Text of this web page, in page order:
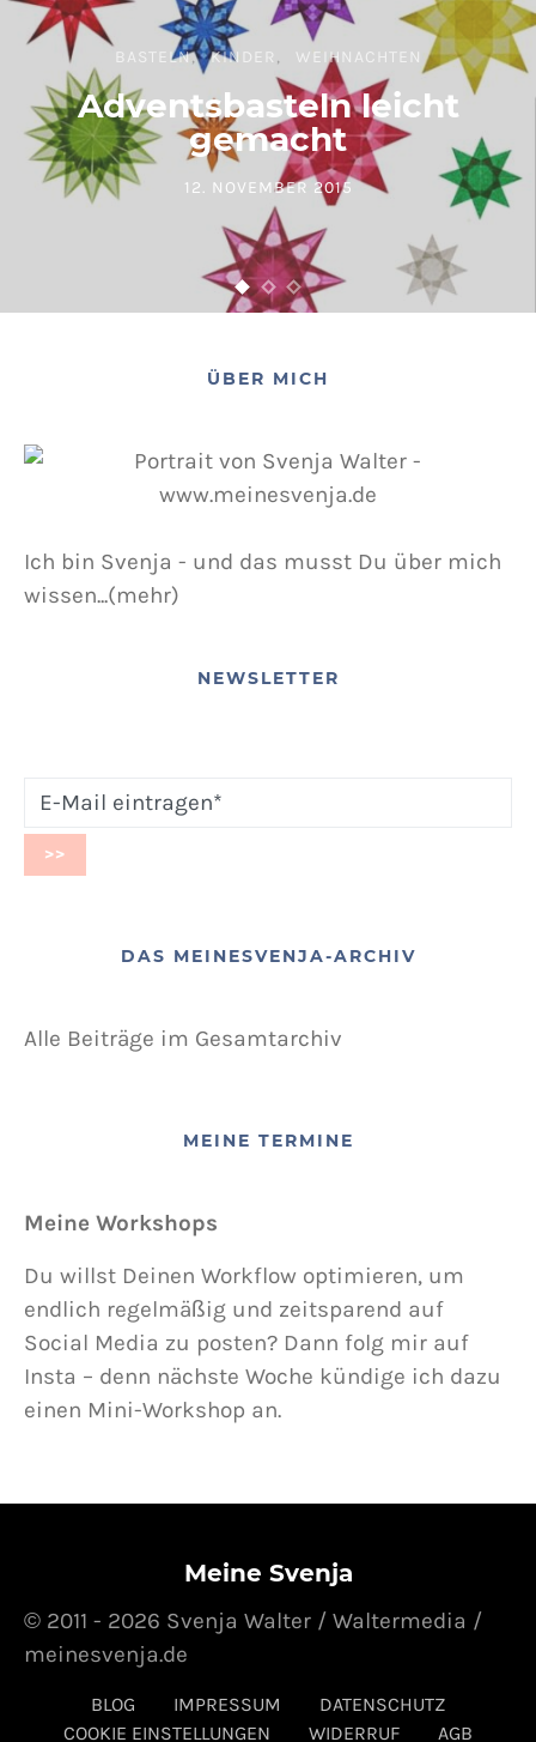
BASTELN KINDER WEIHNACHTEN
Adventsbasteln leicht
gemacht
POSTED ON
12. NOVEMBER 2015
ÜBER MICH
Ich bin Svenja - und das musst Du über mich
wissen...(mehr)
NEWSLETTER
DAS MEINESVENJA-ARCHIV
Alle Beiträge im Gesamtarchiv
MEINE TERMINE
Meine Workshops
Du willst Deinen Workflow optimieren, um
endlich regelmäßig und zeitsparend auf
Social Media zu posten? Dann folg mir auf
Insta – denn nächste Woche kündige ich dazu
einen Mini-Workshop an.
Meine Svenja
BLOG IMPRESSUM
DATENSCHUTZ
COOKIE EINSTELLUNGEN
WIDERRUF AGB
© 2011 - 2026 Svenja Walter / Waltermedia /
meinesvenja.de